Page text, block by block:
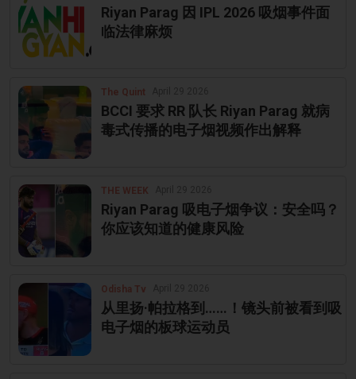
Riyan Parag 因 IPL 2026 吸烟事件面
临法律麻烦
The Quint
BCCI 要求 RR 队长 Riyan Parag 就病
毒式传播的电子烟视频作出解释
THE WEEK
Riyan Parag 吸电子烟争议：安全吗？
你应该知道的健康风险
Odisha Tv
从里扬·帕拉格到……！镜头前被看到吸
电子烟的板球运动员